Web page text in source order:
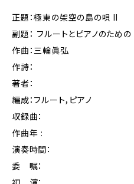
正題：極東の架空の島の唄 II
副題： フルートとピアノのための
作曲：三輪眞弘
作詩：
著者：
編成：フルート，ピアノ
収録曲：
作曲年 :
演奏時間：
委 嘱：